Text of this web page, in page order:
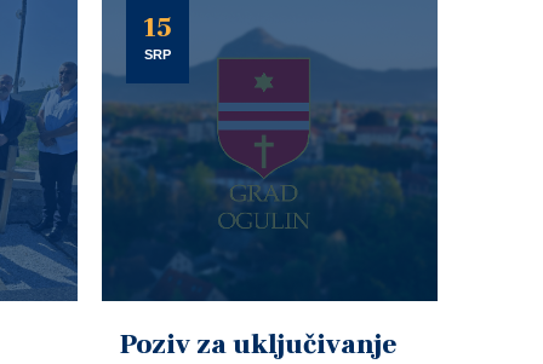
15
SRP
Poziv za uključivanje